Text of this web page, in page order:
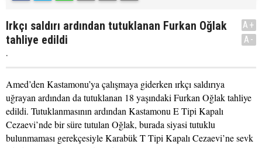
Irkçı saldırı ardından tutuklanan Furkan Oğlak
tahliye edildi
.
A+
A-
Amed’den Kastamonu’ya çalışmaya giderken ırkçı saldırıya
uğrayan ardından da tutuklanan 18 yaşındaki Furkan Oğlak tahliye
edildi. Tutuklanmasının ardından Kastamonu E Tipi Kapalı
Cezaevi’nde bir süre tutulan Oğlak, burada siyasi tutuklu
bulunmaması gerekçesiyle Karabük T Tipi Kapalı Cezaevi’ne sevk